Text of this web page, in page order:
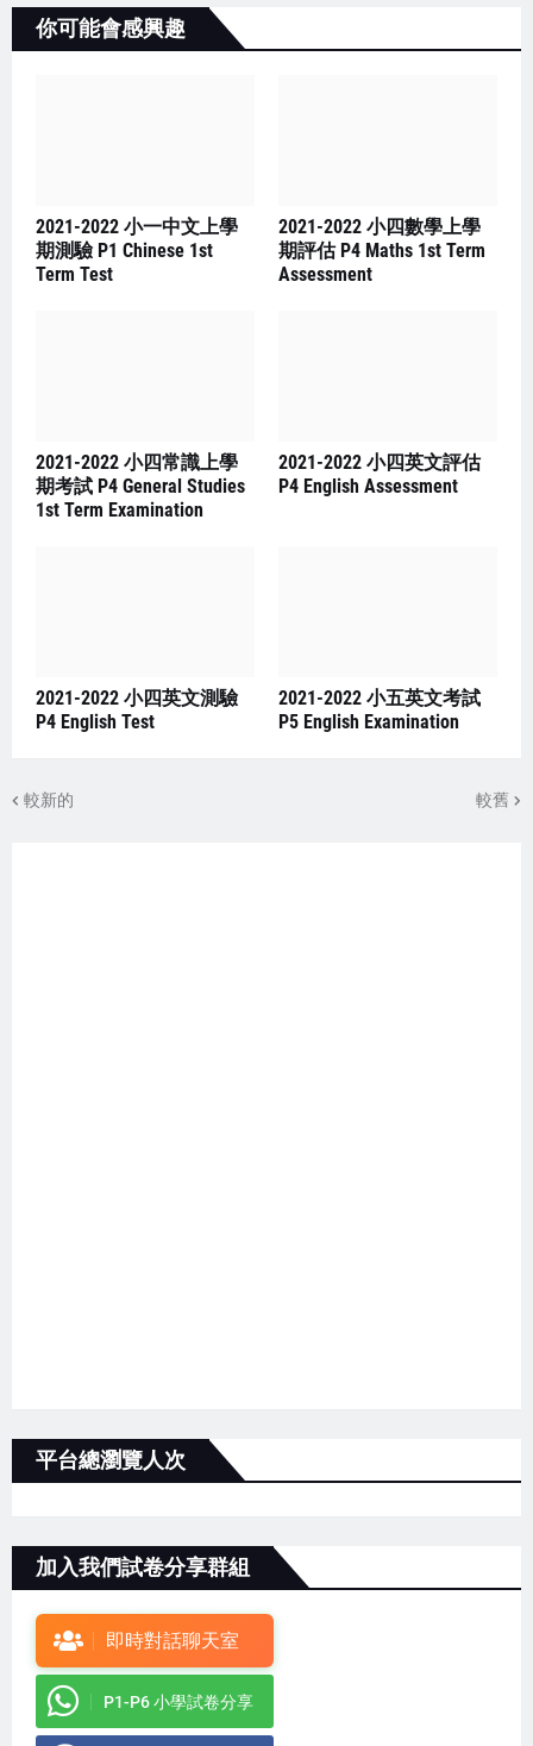
你可能會感興趣
2021-2022 小一中文上學
期測驗 P1 Chinese 1st
Term Test
2021-2022 小四數學上學
期評估 P4 Maths 1st Term
Assessment
2021-2022 小四常識上學
期考試 P4 General Studies
1st Term Examination
2021-2022 小四英文評估
P4 English Assessment
2021-2022 小四英文測驗
P4 English Test
2021-2022 小五英文考試
P5 English Examination
較新的 較舊
平台總瀏覽人次
加入我們試卷分享群組
即時對話聊天室
P1-P6 小學試卷分享